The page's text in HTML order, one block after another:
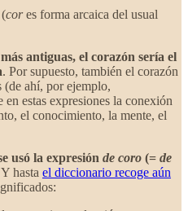
cores forma arcaica del usual
antiguas, el corazón sería el
. Por supuesto, también el corazón
(de ahí, por ejemplo,
en estas expresiones la conexión
el conocimiento, la mente, el
usó la expresión de coro (= de
hasta el diccionario recoge aún